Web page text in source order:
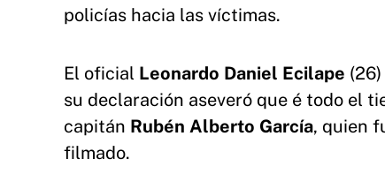
policías hacia las víctimas.
El oficial Leonardo Daniel Ecilape
su declaración aseveró que é todo el
capitán Rubén Alberto García, quien
filmado.